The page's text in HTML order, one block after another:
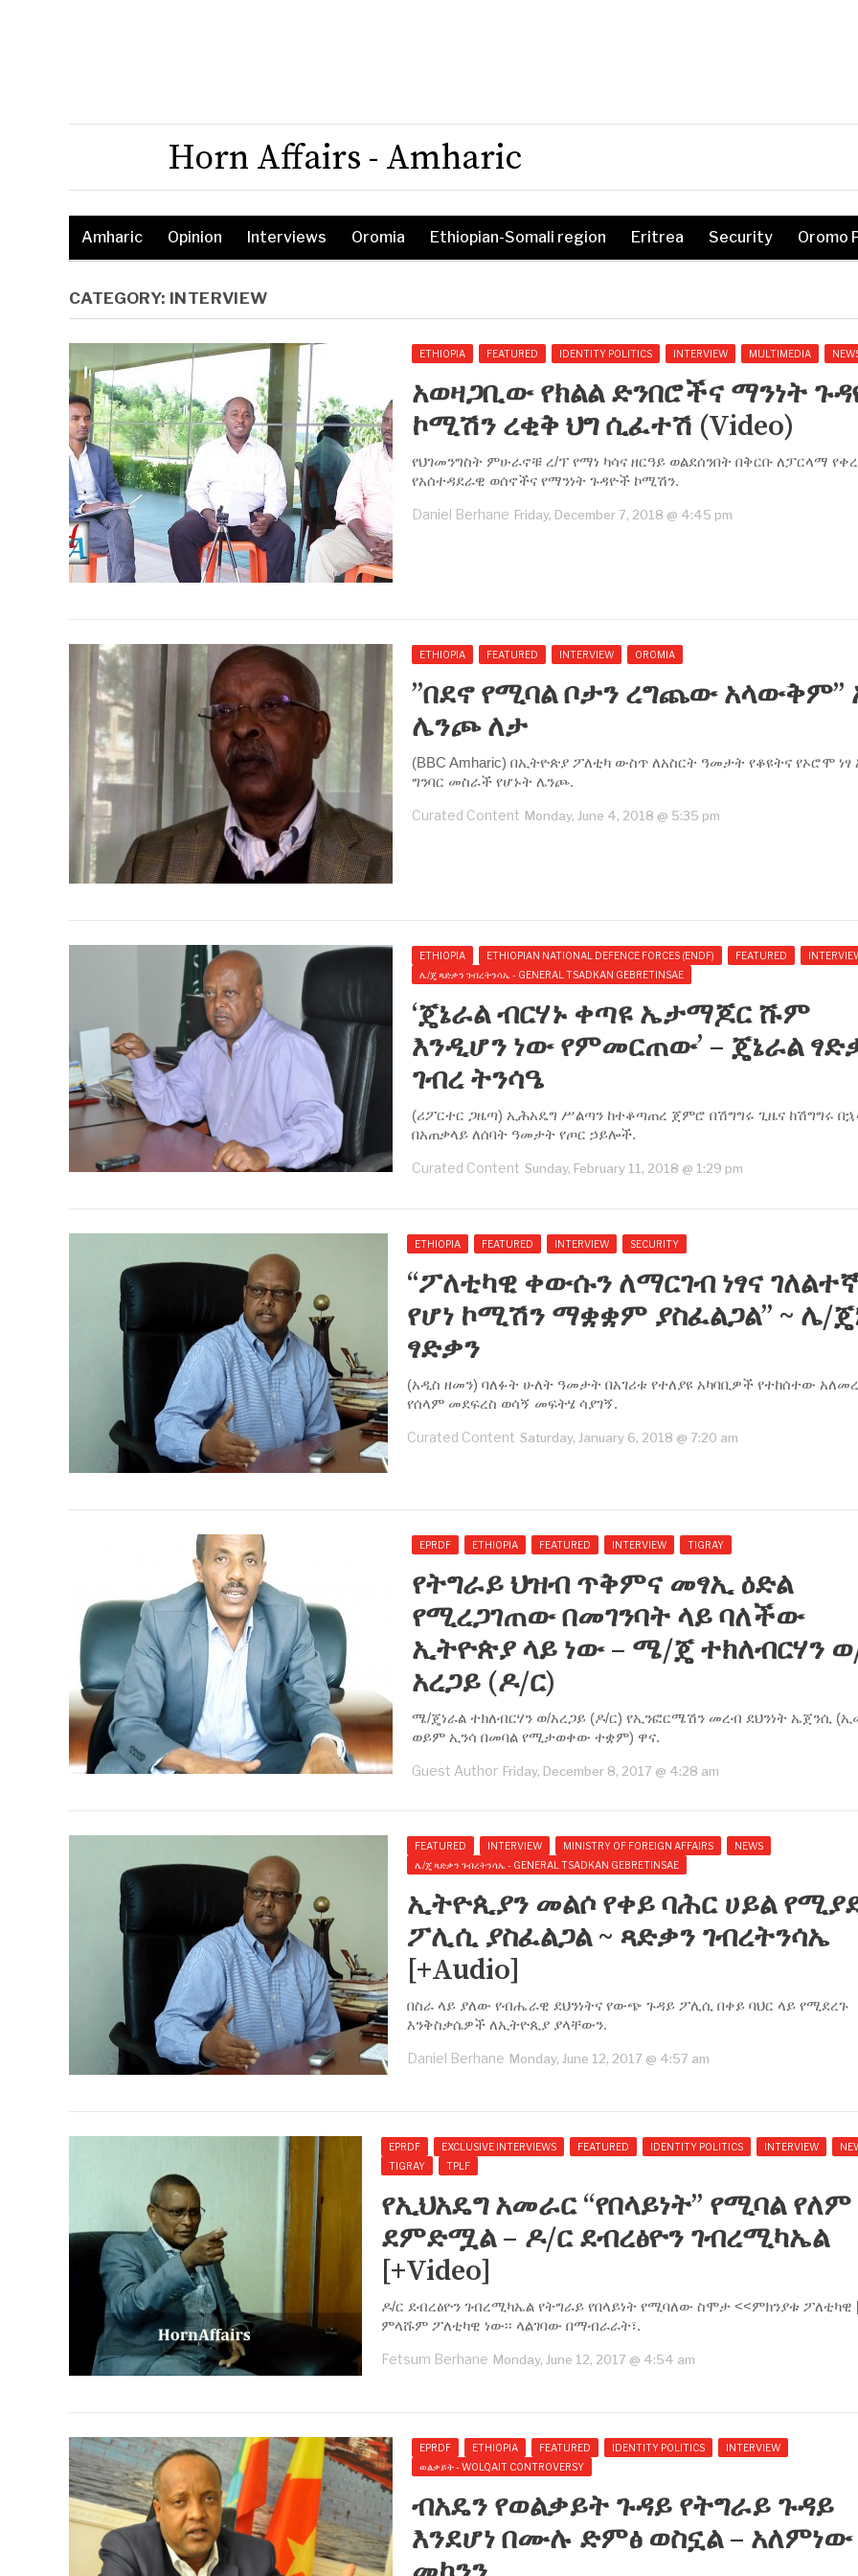
Horn Affairs - Amharic
Amharic Opinion Interviews Oromia Ethiopian-Somali region Eritrea Security Oromo
CATEGORY: INTERVIEW
ETHIOPIA FEATURED IDENTITY POLITICS INTERVIEW MULTIMEDIA
አወዛጋቢው የክልል ድንበሮችና ማንነት
ኮሚሽን ረቂቅ ህግ ሲፈተሽ (Video)
የህገመንግስት ምሁራኖቹ ረ/ፕ የማነ ካሳና ዘርዓይ ወልደሰንበት በቅርቡ ለፓርላማ
የአሰተዳደራዊ ወሰኖችና የማንነት ጉዳዮች ኮሚሽን.
Daniel Berhane Friday, December 7, 2018 @ 4:45 pm
ETHIOPIA FEATURED INTERVIEW OROMIA
”በደኖ የሚባል ቦታን ረግጨው አላውቅም”
ሌንጮ ለታ
(BBC Amharic) በኢትዮጵያ ፖለቲካ ውስጥ ለአስርት ዓመታት የቆዩትና የኦሮሞ
ግንባር መስራች የሆኑት ሌንጮ.
Curated Content Monday, June 4, 2018 @ 5:35 pm
ETHIOPIA ETHIOPIAN NATIONAL DEFENCE FORCES (ENDF) FEATURED
ሌ/ጄ ጻድቃን ገብረትንሳኤ - GENERAL TSADKAN GEBRETINSAE
‘ጄኔራል ብርሃኑ ቀጣዩ ኤታማጆር ሹም
እንዲሆን ነው የምመርጠው’ – ጄኔራል
ገብረ ትንሳዔ
(ሪፖርተር ጋዜጣ) ኢሕአዴግ ሥልጣን ከተቆጣጠረ ጀምሮ በሽግግሩ ጊዜና ከሽግግሩ
በአጠቃላይ ለሰባት ዓመታት የጦር ኃይሎች.
Curated Content Sunday, February 11, 2018 @ 1:29 pm
ETHIOPIA FEATURED INTERVIEW SECURITY
“ፖለቲካዊ ቀውሱን ለማርገብ ነፃና ገለልተኛ
የሆነ ኮሚሽን ማቋቋም ያስፈልጋል” ~ ሌ/
ፃድቃን
(አዲስ ዘመን) ባለፉት ሁለት ዓመታት በአገሪቱ የተለያዩ አካባቢዎች የተከሰተው
የሰላም መደፍረስ ወሳኝ መፍትሄ ሳያገኝ.
Curated Content Saturday, January 6, 2018 @ 7:20 am
EPRDF ETHIOPIA FEATURED INTERVIEW TIGRAY
የትግራይ ህዝብ ጥቅምና መፃኢ ዕድል
የሚረጋገጠው በመገንባት ላይ ባለችው
ኢትዮጵያ ላይ ነው – ሜ/ጄ ተክለብርሃን
አረጋይ (ዶ/ር)
ሜ/ጄነራል ተክለብርሃን ወ/አረጋይ (ዶ/ር) የኢንፎርሜሽን መረብ ደህንነት ኤጀንሲ
ወይም ኢንሳ በመባል የሚታወቀው ተቋም) ዋና.
Guest Author Friday, December 8, 2017 @ 4:28 am
FEATURED INTERVIEW MINISTRY OF FOREIGN AFFAIRS
NEWS
ሌ/ጄ ጻድቃን ገብረትንሳኤ - GENERAL TSADKAN GEBRETINSAE
ኢትዮጲያን መልሶ የቀይ ባሕር ሀይል
ፖሊሲ ያስፈልጋል ~ ጻድቃን ገብረትንሳኤ
[+Audio]
በስራ ላይ ያለው የብሔራዊ ደህንነትና የውጭ ጉዳይ ፖሊሲ በቀይ ባህር ላይ የሚደረጉ
እንቅስቃሴዎች ለኢትዮጲያ ያላቸውን.
Daniel Berhane Monday, June 12, 2017 @ 4:57 am
EPRDF EXCLUSIVE INTERVIEWS FEATURED IDENTITY POLITICS INTERVIEW
TIGRAY
TPLF
የኢህአዴግ አመራር “የበላይነት” የሚባል
ደምድሟል – ዶ/ር ደብረፅዮን ገብረሚካኤል
[+Video]
ዶ/ር ደብረፅዮን ገብረሚካኤል የትግራይ የበላይነት የሚባለው ስሞታ <<ምክንያቱ ፖለቲካዊ
ምላሹም ፖለቲካዊ ነው፡፡ ላልገባው በማብራራት፣.
Fetsum Berhane Monday, June 12, 2017 @ 4:54 am
EPRDF ETHIOPIA FEATURED IDENTITY POLITICS
INTERVIEW
ወልቃይት - WOLQAIT CONTROVERSY
ብአዴን የወልቃይት ጉዳይ የትግራይ ጉዳይ
እንደሆነ በሙሉ ድምፅ ወስኗል – አለምነው